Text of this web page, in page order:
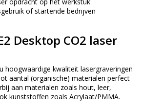
of startende bedrijven
Desktop CO2 laser
hoogwaardige kwaliteit lasergraveringen
aantal (organische) materialen perfect
aan materialen zoals hout, leer,
kunststoffen zoals Acrylaat/PMMA.